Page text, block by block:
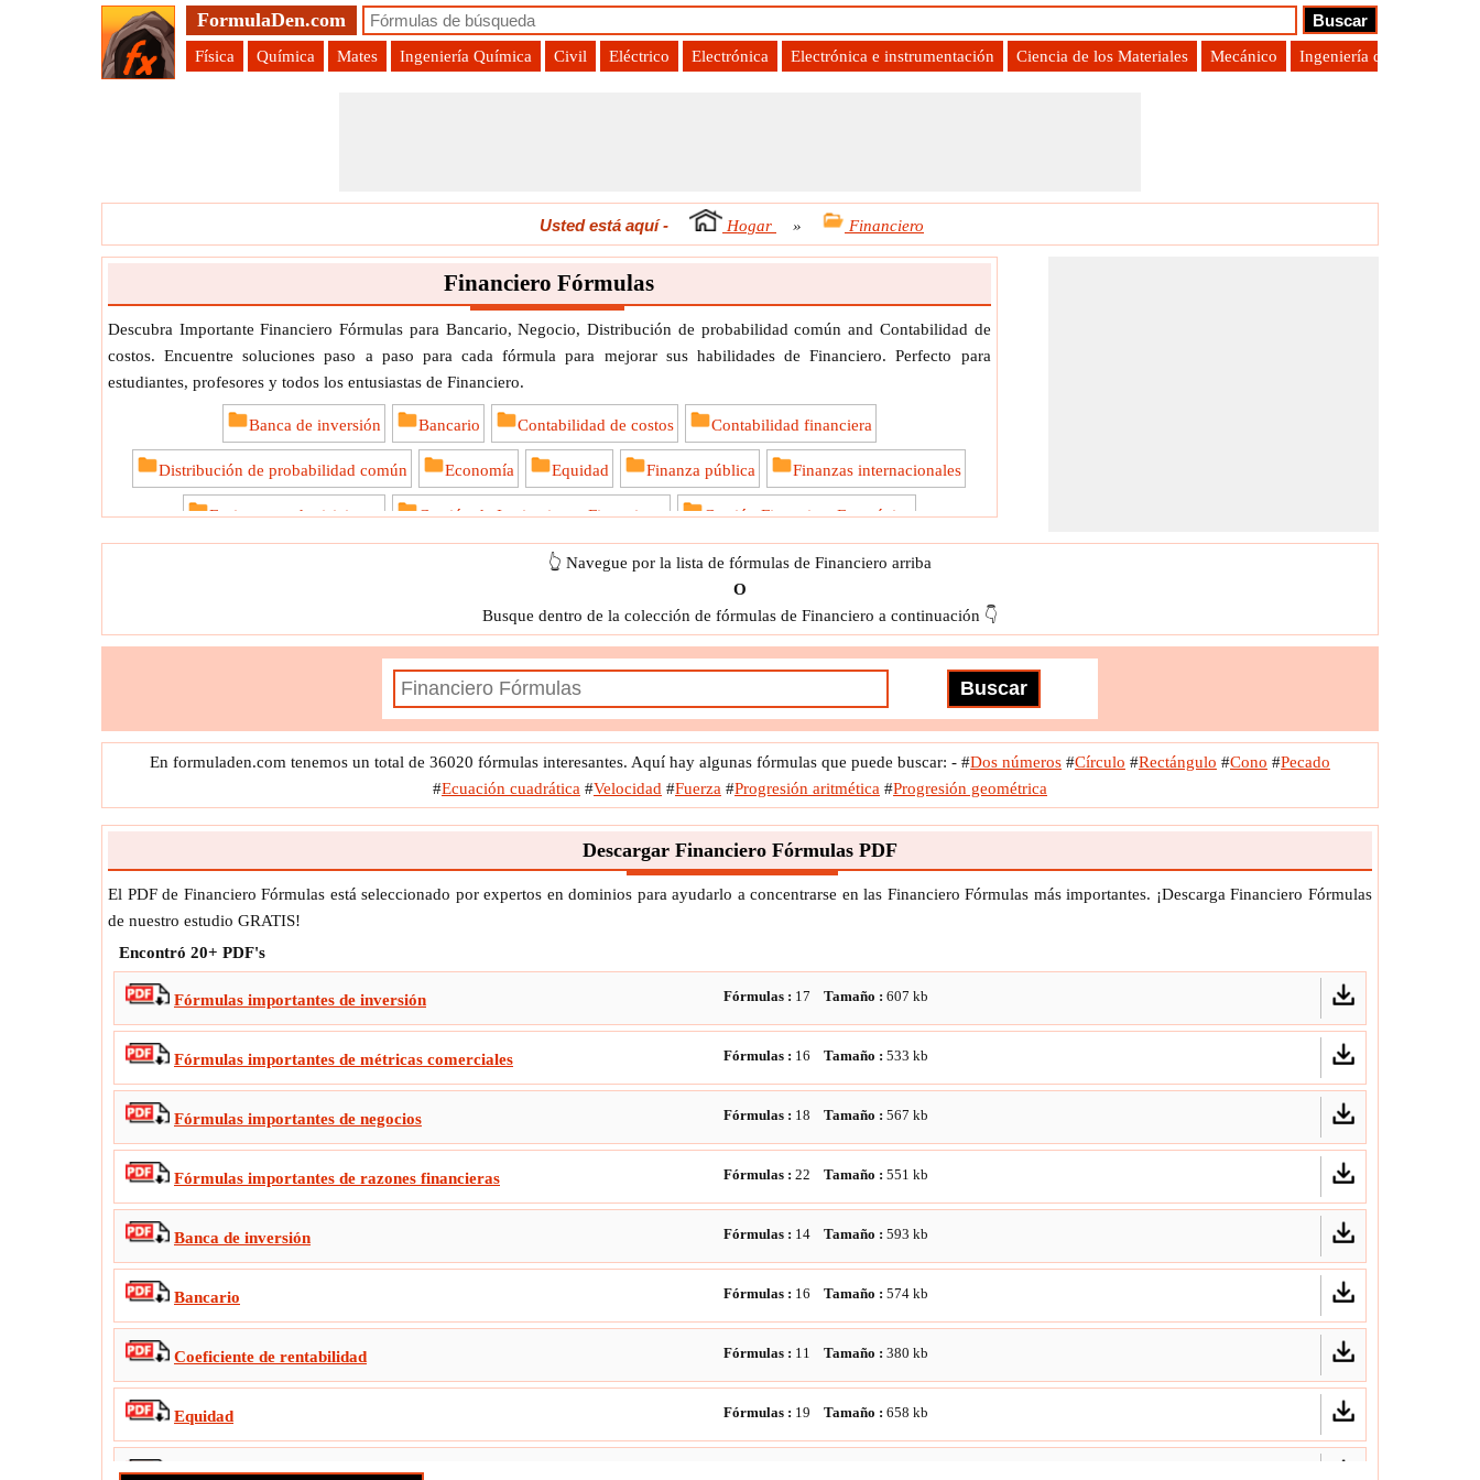
FormulaDen.com
Física Química Mates Ingeniería Química Civil Eléctrico Electrónica Electrónica e instrumentación Ciencia de los Materiales Mecánico Ingeniería de Producción
Usted está aquí- Hogar » Financiero
Financiero Fórmulas
Descubra Importante Financiero Fórmulas para Bancario, Negocio, Distribución de probabilidad común and Contabilidad de
costos. Encuentre soluciones paso a paso para cada fórmula para mejorar sus habilidades de Financiero. Perfecto para
estudiantes, profesores y todos los entusiastas de Financiero.
Banca de inversión Bancario Contabilidad de costos Contabilidad financiera
Distribución de probabilidad común Economía Equidad Finanza pública Finanzas internacionales
Fusiones y adquisiciones Gestión de Instituciones Financieras Gestión Financiera Estratégica
Inversión Modelización y valoración financiera Negocio
Valores de renta fija
👆 Navegue por la lista de fórmulas de Financiero arriba
O
Busque dentro de la colección de fórmulas de Financiero a continuación 👇
En formuladen.com tenemos un total de 36020 fórmulas interesantes. Aquí hay algunas fórmulas que puede buscar: - #Dos números #Círculo #Rectángulo #Cono #Pecado
#Ecuación cuadrática #Velocidad #Fuerza #Progresión aritmética #Progresión geométrica
Descargar Financiero Fórmulas PDF
El PDF de Financiero Fórmulas está seleccionado por expertos en dominios para ayudarlo a concentrarse en las Financiero Fórmulas más importantes. ¡Descarga Financiero Fórmulas
de nuestro estudio GRATIS!
Encontró 20+ PDF's
Fórmulas importantes de inversión Fórmulas : 17 Tamaño : 607 kb
Fórmulas importantes de métricas comerciales Fórmulas : 16 Tamaño : 533 kb
Fórmulas importantes de negocios Fórmulas : 18 Tamaño : 567 kb
Fórmulas importantes de razones financieras Fórmulas : 22 Tamaño : 551 kb
Banca de inversión Fórmulas : 14 Tamaño : 593 kb
Bancario Fórmulas : 16 Tamaño : 574 kb
Coeficiente de rentabilidad Fórmulas : 11 Tamaño : 380 kb
Equidad Fórmulas : 19 Tamaño : 658 kb
Finanza pública